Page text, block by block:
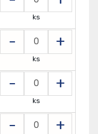
ks
- +
ks
- +
ks
- +